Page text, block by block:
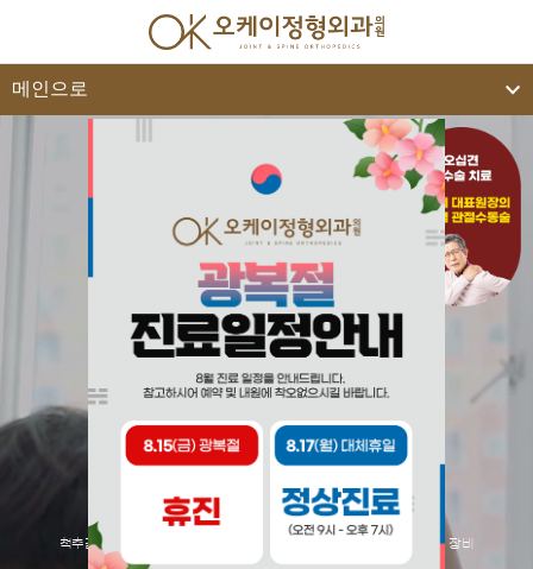
대학병원급 첨단의료시스템으로
전문적이고 차별화된 통증치료 가능
해상도 엑스레이와 초음파와
C-arm 등 고퀄리티의 영상장비. 최신 영국 BTL사
포커스타입 체외충격파.
척추감압기/이온치료/초음파/크라이오(한냉치료)/고주파/자기장 치료 장비